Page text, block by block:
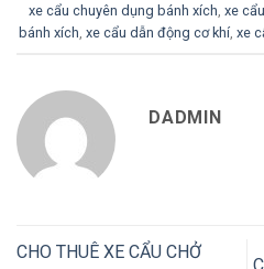
xe cẩu chuyên dụng bánh xích xe
bánh xích xe cẩu dẫn động cơ khí, xe
DADMIN
CHO THUÊ XE CẨU CHỞ